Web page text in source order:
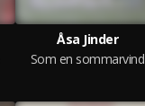
Åsa Jinder
Som en sommarvind